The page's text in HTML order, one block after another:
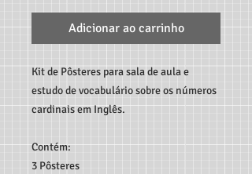
Adicionar ao carrinho
Kit de Pôsteres para sala de aula e
estudo de vocabulário sobre os números
cardinais em Inglês.
Contém:
3 Pôsteres